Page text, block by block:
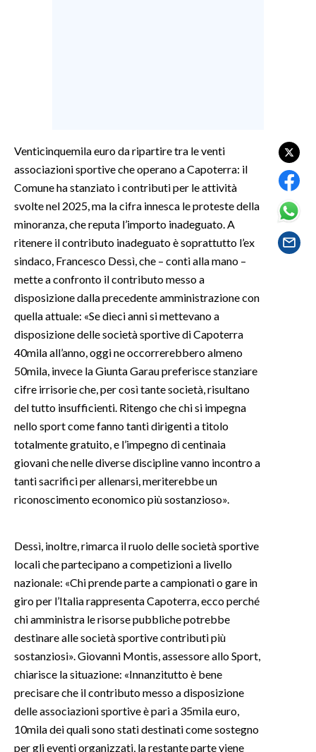
SALUTE
SARDEGNA TURISMO
SARDI NEL MONDO
NOTIZIE
EVENTI
#CARAUNIONE
3 MINUTI CON
INSULARITÀ
INFO AZIENDE
ABBONATI
ANNUNCI
NECROLOGI
SPIAGGE
STORE
Venticinquemila euro da ripartire tra le venti
associazioni sportive che operano a Capoterra: il
Comune ha stanziato i contributi per le attività
svolte nel 2025, ma la cifra innesca le proteste della
minoranza, che reputa l’importo inadeguato. A
ritenere il contributo inadeguato è soprattutto l’ex
sindaco, Francesco Dessì, che – conti alla mano –
mette a confronto il contributo messo a
disposizione dalla precedente amministrazione con
quella attuale: «Se dieci anni si mettevano a
disposizione delle società sportive di Capoterra
40mila all’anno, oggi ne occorrerebbero almeno
50mila, invece la Giunta Garau preferisce stanziare
cifre irrisorie che, per così tante società, risultano
del tutto insufficienti. Ritengo che chi si impegna
nello sport come fanno tanti dirigenti a titolo
totalmente gratuito, e l’impegno di centinaia
giovani che nelle diverse discipline vanno incontro a
tanti sacrifici per allenarsi, meriterebbe un
riconoscimento economico più sostanzioso».
Dessì, inoltre, rimarca il ruolo delle società sportive
locali che partecipano a competizioni a livello
nazionale: «Chi prende parte a campionati o gare in
giro per l’Italia rappresenta Capoterra, ecco perché
chi amministra le risorse pubbliche potrebbe
destinare alle società sportive contributi più
sostanziosi». Giovanni Montis, assessore allo Sport,
chiarisce la situazione: «Innanzitutto è bene
precisare che il contributo messo a disposizione
delle associazioni sportive è pari a 35mila euro,
10mila dei quali sono stati destinati come sostegno
per gli eventi organizzati, la restante parte viene